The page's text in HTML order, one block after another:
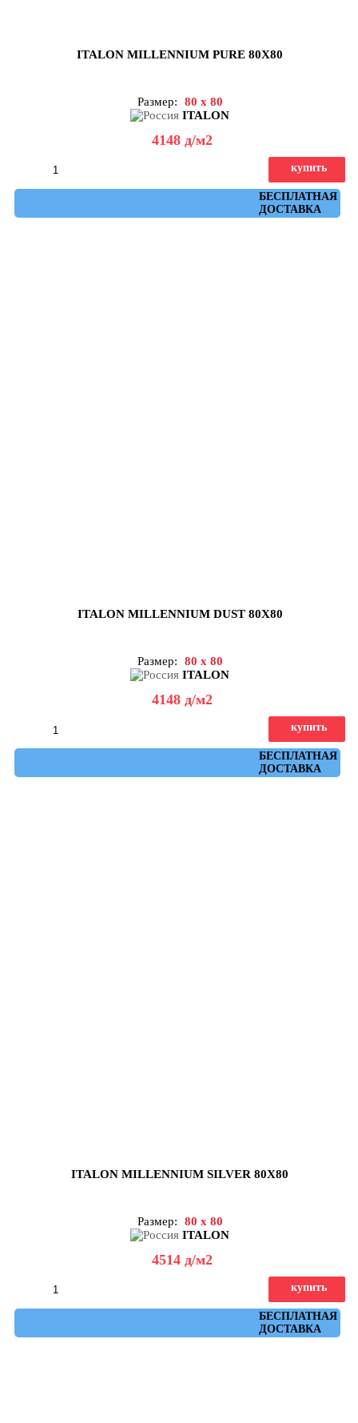
ITALON MILLENNIUM PURE 80X80
Размер:
80 x 80
ITALON
4148 д/м2
БЕСПЛАТНАЯ
ДОСТАВКА
купить
ITALON MILLENNIUM DUST 80X80
Размер:
80 x 80
ITALON
4148 д/м2
БЕСПЛАТНАЯ
ДОСТАВКА
купить
ITALON MILLENNIUM SILVER 80X80
Размер:
80 x 80
ITALON
4514 д/м2
БЕСПЛАТНАЯ
ДОСТАВКА
купить